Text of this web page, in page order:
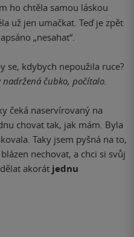
ho chtěla samou láskou
už jen umačkat. Teď je zpět
„nesahat“.
se, kdybych nepoužila ruce?
nadržená čubko, počítalo.
čeká naservírovaný na
chovat tak, jak mám. Byla
Taky jsem pyšná na to,
nechovat, a chci si svůj
akorát jednu